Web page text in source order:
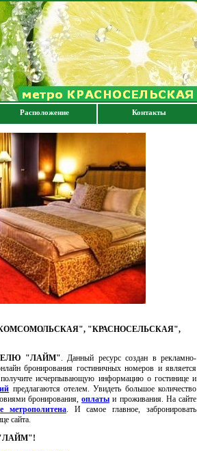
Расположение Контакты
"КРАСНОСЕЛЬСКАЯ",
"ЛАЙМ". Данный ресурс создан в рекламно-
бронирования гостиничных номеров и является
исчерпывающую информацию о гостинице и
предлагаются отелем. Увидеть большое количество
бронирования,оплаты и проживания. На сайте
метрополитена. И самое главное, забронировать
сайта.
"ЛАЙМ"!